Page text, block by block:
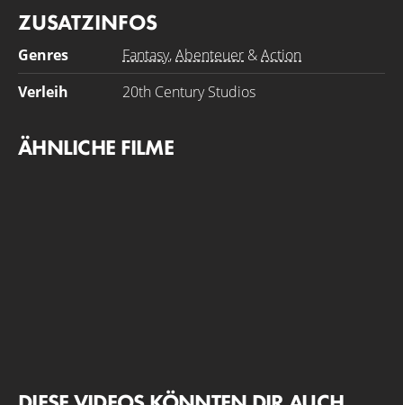
ZUSATZINFOS
Genres Fantasy,Abenteuer &Action
Verleih
20th Century Studios
ÄHNLICHE FILME